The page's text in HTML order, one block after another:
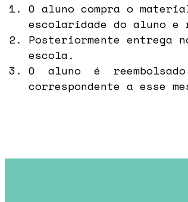
O aluno compra o
escolaridade do aluno
Posteriormente entrega
escola.
O aluno é
correspondente a esse